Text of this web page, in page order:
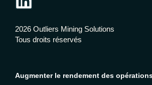
2026 Outliers Mining Solutions
Tous droits réservés
Augmenter le rendement des